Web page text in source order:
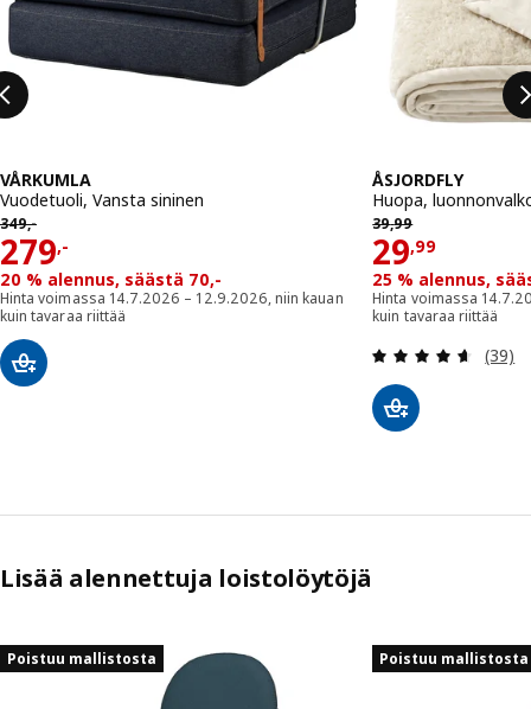
VÅRKUMLA
Vuodetuoli, Vansta sininen
349,-
349,-
279,-
Hinta 279,-
20 % alennus, säästä 70,-
Hinta voimassa 14.7.2026 – 12.9.2026, niin kauan
kuin tavaraa riittää
ÅSJORDFLY
Huopa,
39,99
39,99
29,99
Hinta
25 % alennus,
Hinta voimassa
kuin tavaraa riittää
(39)
Lisää alennettuja loistolöytöjä
Ohita listaus
Poistuu mallistosta Poistuu mallistosta